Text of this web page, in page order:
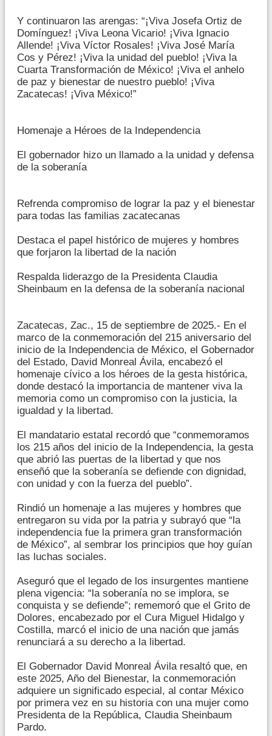
Y continuaron las arengas: “¡Viva Josefa Ortiz de
Domínguez! ¡Viva Leona Vicario! ¡Viva Ignacio
Allende! ¡Viva Víctor Rosales! ¡Viva José María
Cos y Pérez! ¡Viva la unidad del pueblo! ¡Viva la
Cuarta Transformación de México! ¡Viva el anhelo
de paz y bienestar de nuestro pueblo! ¡Viva
Zacatecas! ¡Viva México!”
Homenaje a Héroes de la Independencia
El gobernador hizo un llamado a la unidad y defensa
de la soberanía
Refrenda compromiso de lograr la paz y el bienestar
para todas las familias zacatecanas
Destaca el papel histórico de mujeres y hombres
que forjaron la libertad de la nación
Respalda liderazgo de la Presidenta Claudia
Sheinbaum en la defensa de la soberanía nacional
Zacatecas, Zac., 15 de septiembre de 2025.- En el
marco de la conmemoración del 215 aniversario del
inicio de la Independencia de México, el Gobernador
del Estado, David Monreal Ávila, encabezó el
homenaje cívico a los héroes de la gesta histórica,
donde destacó la importancia de mantener viva la
memoria como un compromiso con la justicia, la
igualdad y la libertad.
El mandatario estatal recordó que “conmemoramos
los 215 años del inicio de la Independencia, la gesta
que abrió las puertas de la libertad y que nos
enseñó que la soberanía se defiende con dignidad,
con unidad y con la fuerza del pueblo”.
Rindió un homenaje a las mujeres y hombres que
entregaron su vida por la patria y subrayó que “la
independencia fue la primera gran transformación
de México”, al sembrar los principios que hoy guían
las luchas sociales.
Aseguró que el legado de los insurgentes mantiene
plena vigencia: “la soberanía no se implora, se
conquista y se defiende”; rememoró que el Grito de
Dolores, encabezado por el Cura Miguel Hidalgo y
Costilla, marcó el inicio de una nación que jamás
renunciará a su derecho a la libertad.
El Gobernador David Monreal Ávila resaltó que, en
este 2025, Año del Bienestar, la conmemoración
adquiere un significado especial, al contar México
por primera vez en su historia con una mujer como
Presidenta de la República, Claudia Sheinbaum
Pardo.